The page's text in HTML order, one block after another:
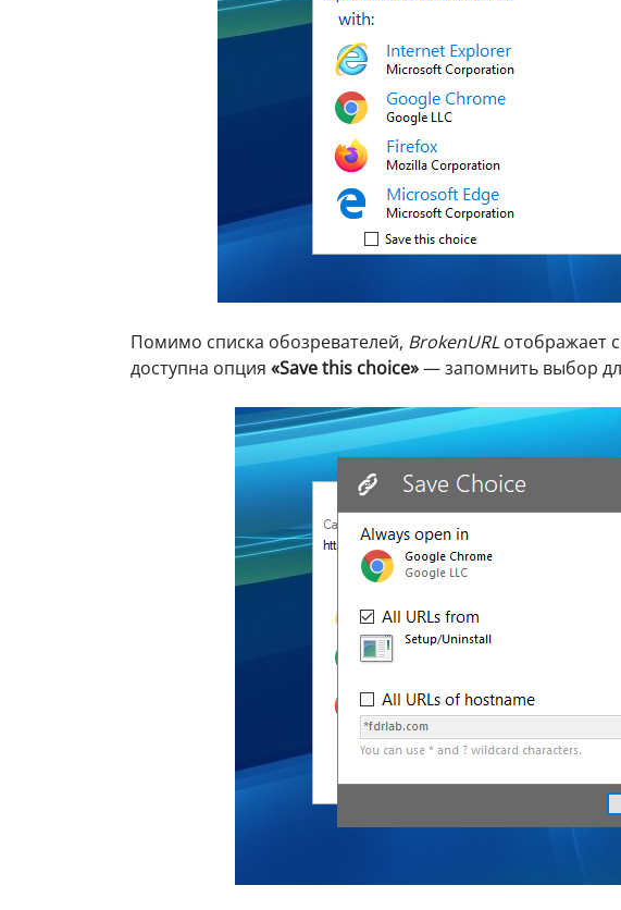
Помимо списка обозревателей, BrokenURL отображает
доступна опция «Save this choice»— запомнить выбор